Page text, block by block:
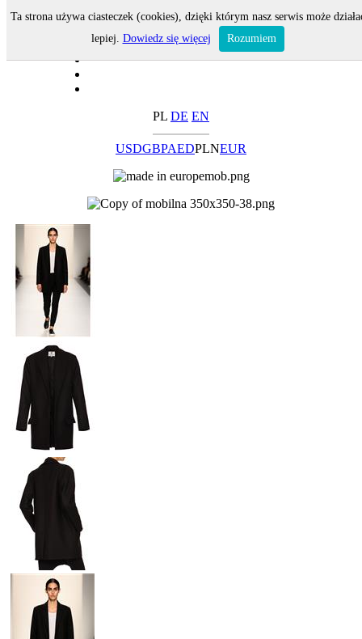
PL DE EN
USDGBPAEDPLNEUR
Ta strona używa ciasteczek (cookies), dzięki którym nasz serwis może
lepiej. Dowiedz się więcej Rozumiem